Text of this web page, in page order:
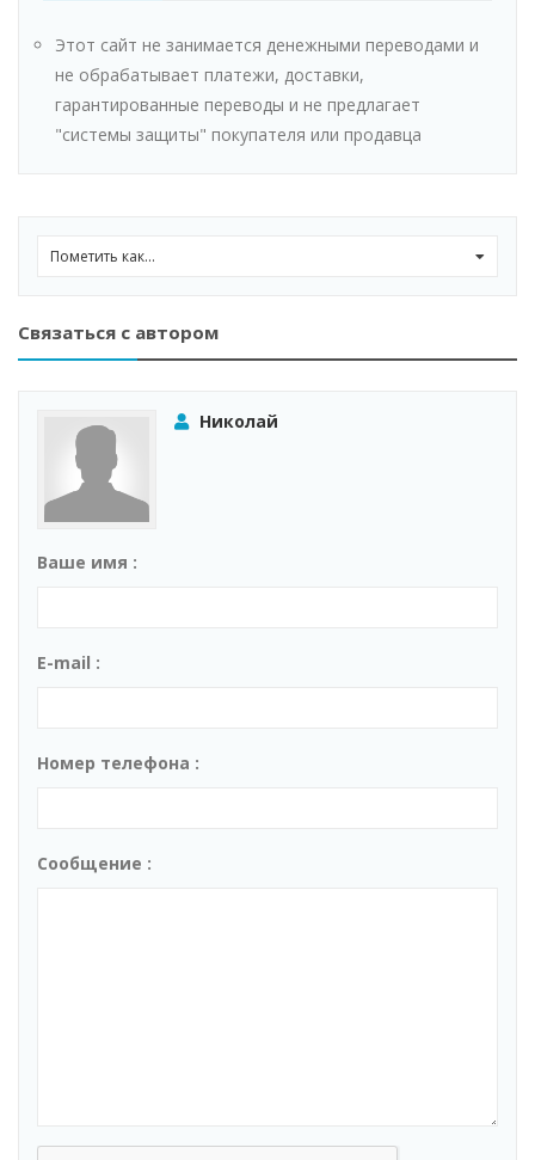
Этот сайт не занимается денежными переводами и
не обрабатывает платежи, доставки,
гарантированные переводы и не предлагает
"системы защиты" покупателя или продавца
Пометить как...
Связаться с автором
Николай
Ваше имя :
E-mail :
Номер телефона :
Сообщение :